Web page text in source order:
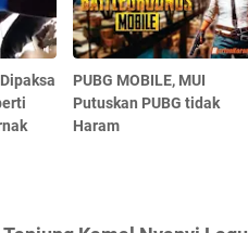
PUBG MOBILE, MUI
Putuskan PUBG tidak
Haram